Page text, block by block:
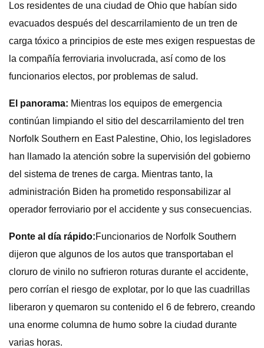
Los residentes de una ciudad de Ohio que habían sido
evacuados después del descarrilamiento de un tren de
carga tóxico a principios de este mes exigen respuestas de
la compañía ferroviaria involucrada, así como de los
funcionarios electos, por problemas de salud.
El panorama: Mientras los equipos de emergencia
continúan limpiando el sitio del descarrilamiento del tren
Norfolk Southern en East Palestine, Ohio, los legisladores
han llamado la atención sobre la supervisión del gobierno
del sistema de trenes de carga. Mientras tanto, la
administración Biden ha prometido responsabilizar al
operador ferroviario por el accidente y sus consecuencias.
Ponte al día rápido:Funcionarios de Norfolk Southern
dijeron que algunos de los autos que transportaban el
cloruro de vinilo no sufrieron roturas durante el accidente,
pero corrían el riesgo de explotar, por lo que las cuadrillas
liberaron y quemaron su contenido el 6 de febrero, creando
una enorme columna de humo sobre la ciudad durante
varias horas.